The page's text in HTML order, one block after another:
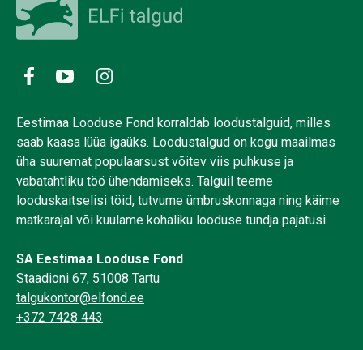
Eestimaa Looduse Fond korraldab loodustalguid, milles
saab kaasa lüüa igaüks. Loodustalgud on kogu maailmas
üha suuremat populaarsust võitev viis puhkuse ja
vabatahtliku töö ühendamiseks. Talguil teeme
looduskaitselisi töid, tutvume ümbruskonnaga ning käime
matkarajal või kuulame kohaliku looduse tundja pajatusi.
SA Eestimaa Looduse Fond
Staadioni 67, 51008 Tartu
talgukontor@elfond.ee
+372 7428 443